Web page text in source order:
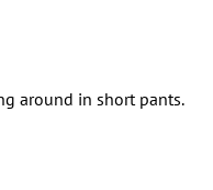
around in short pants.